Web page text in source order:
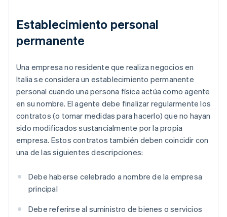
Establecimiento personal
permanente
Una empresa no residente que realiza negocios en
Italia se considera un establecimiento permanente
personal cuando una persona física actúa como agente
en su nombre. El agente debe finalizar regularmente los
contratos (o tomar medidas para hacerlo) que no hayan
sido modificados sustancialmente por la propia
empresa. Estos contratos también deben coincidir con
una de las siguientes descripciones:
Debe haberse celebrado a nombre de la empresa
principal
Debe referirse al suministro de bienes o servicios